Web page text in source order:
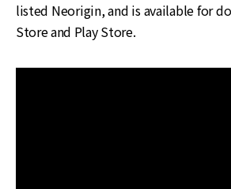
listed Neorigin, and is available for
Store and Play Store.